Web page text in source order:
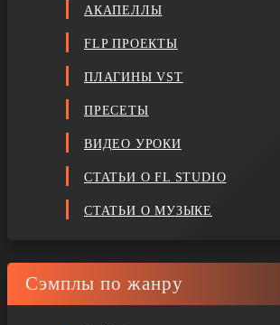
АКАПЕЛЛЫ
FLP ПРОЕКТЫ
ПЛАГИНЫ VST
ПРЕСЕТЫ
ВИДЕО УРОКИ
СТАТЬИ О FL STUDIO
СТАТЬИ О МУЗЫКЕ
Сэмплы по жанру